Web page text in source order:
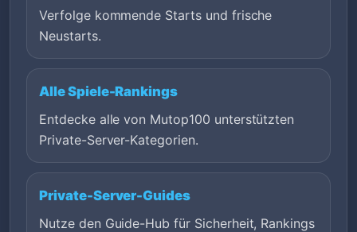
Verfolge kommende Starts und frische
Neustarts.
Alle Spiele-Rankings
Entdecke alle von Mutop100 unterstützten
Private-Server-Kategorien.
Private-Server-Guides
Nutze den Guide-Hub für Sicherheit, Rankings